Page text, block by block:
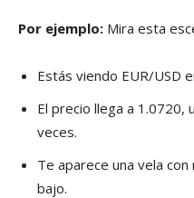
Por ejemplo: Mira esta
Estás viendo EUR/USD
El precio llega a 1.0720,
veces.
Te aparece una vela
bajo.